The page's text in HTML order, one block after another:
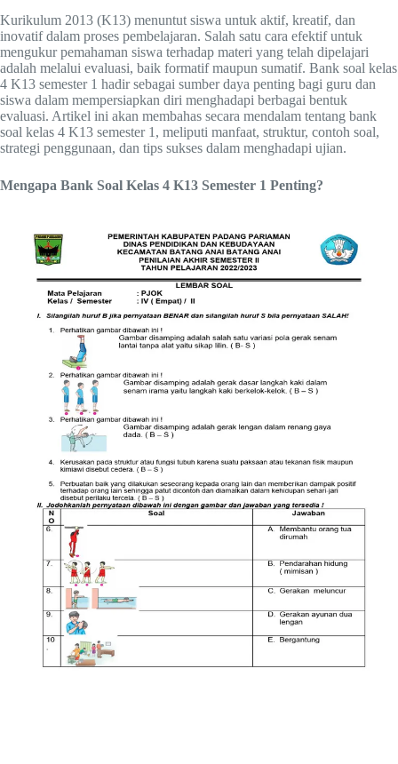
Kurikulum 2013 (K13) menuntut siswa untuk aktif, kreatif, dan
inovatif dalam proses pembelajaran. Salah satu cara efektif untuk
mengukur pemahaman siswa terhadap materi yang telah dipelajari
adalah melalui evaluasi, baik formatif maupun sumatif. Bank soal kelas
4 K13 semester 1 hadir sebagai sumber daya penting bagi guru dan
siswa dalam mempersiapkan diri menghadapi berbagai bentuk
evaluasi. Artikel ini akan membahas secara mendalam tentang bank
soal kelas 4 K13 semester 1, meliputi manfaat, struktur, contoh soal,
strategi penggunaan, dan tips sukses dalam menghadapi ujian.
Mengapa Bank Soal Kelas 4 K13 Semester 1 Penting?